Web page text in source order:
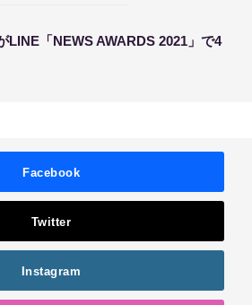
LINE「NEWS AWARDS 2021」で4
Facebook
Twitter
Instagram